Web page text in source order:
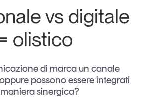
vs digitale
olistico
di marca un canale
possono essere integrati
sinergica?